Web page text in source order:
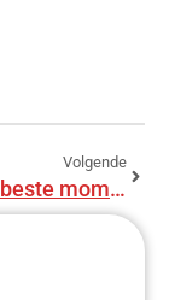
Volgende
Wat is het beste moment voor bouwadvies?